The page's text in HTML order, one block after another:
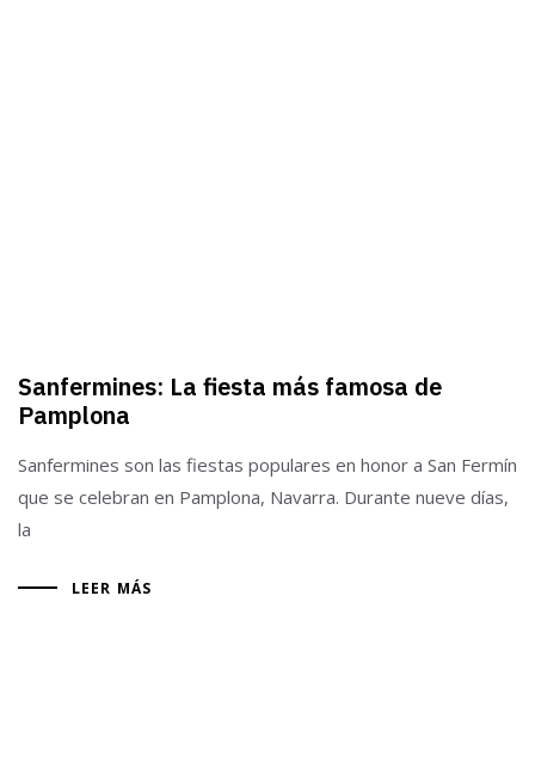
Sanfermines: La fiesta más famosa de
Pamplona
Sanfermines son las fiestas populares en honor a San Fermín
que se celebran en Pamplona, Navarra. Durante nueve días,
la
LEER MÁS